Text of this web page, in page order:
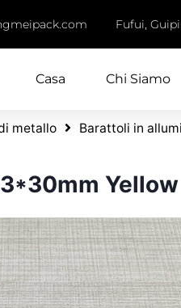
Fufui,
Casa Chi Siamo
metallo Barattoli in